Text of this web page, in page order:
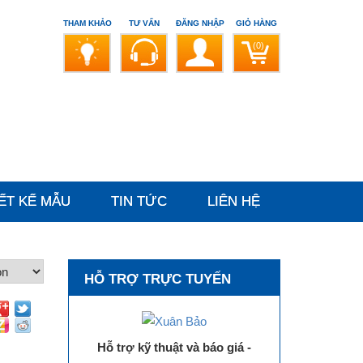
THAM KHẢO TƯ VẤN ĐĂNG NHẬP GIỎ HÀNG
(0)
KẾ MẪU TIN TỨC LIÊN HỆ
HỖ TRỢ TRỰC TUYẾN
Hỗ trợ kỹ thuật và báo giá -